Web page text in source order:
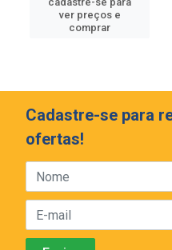
ver preços e
comprar
Cadastre-se para
ofertas!